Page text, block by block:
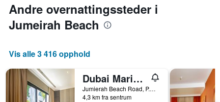
Andre overnattingssteder i
Jumeirah Beach
Vis alle 3 416 opphold
Dubai Marine Beach Resort & Spa
Jumierah Beach Road, P.O. Box 5182, Dubai, Forente Arabiske Emirater
4,3 km fra sentrum